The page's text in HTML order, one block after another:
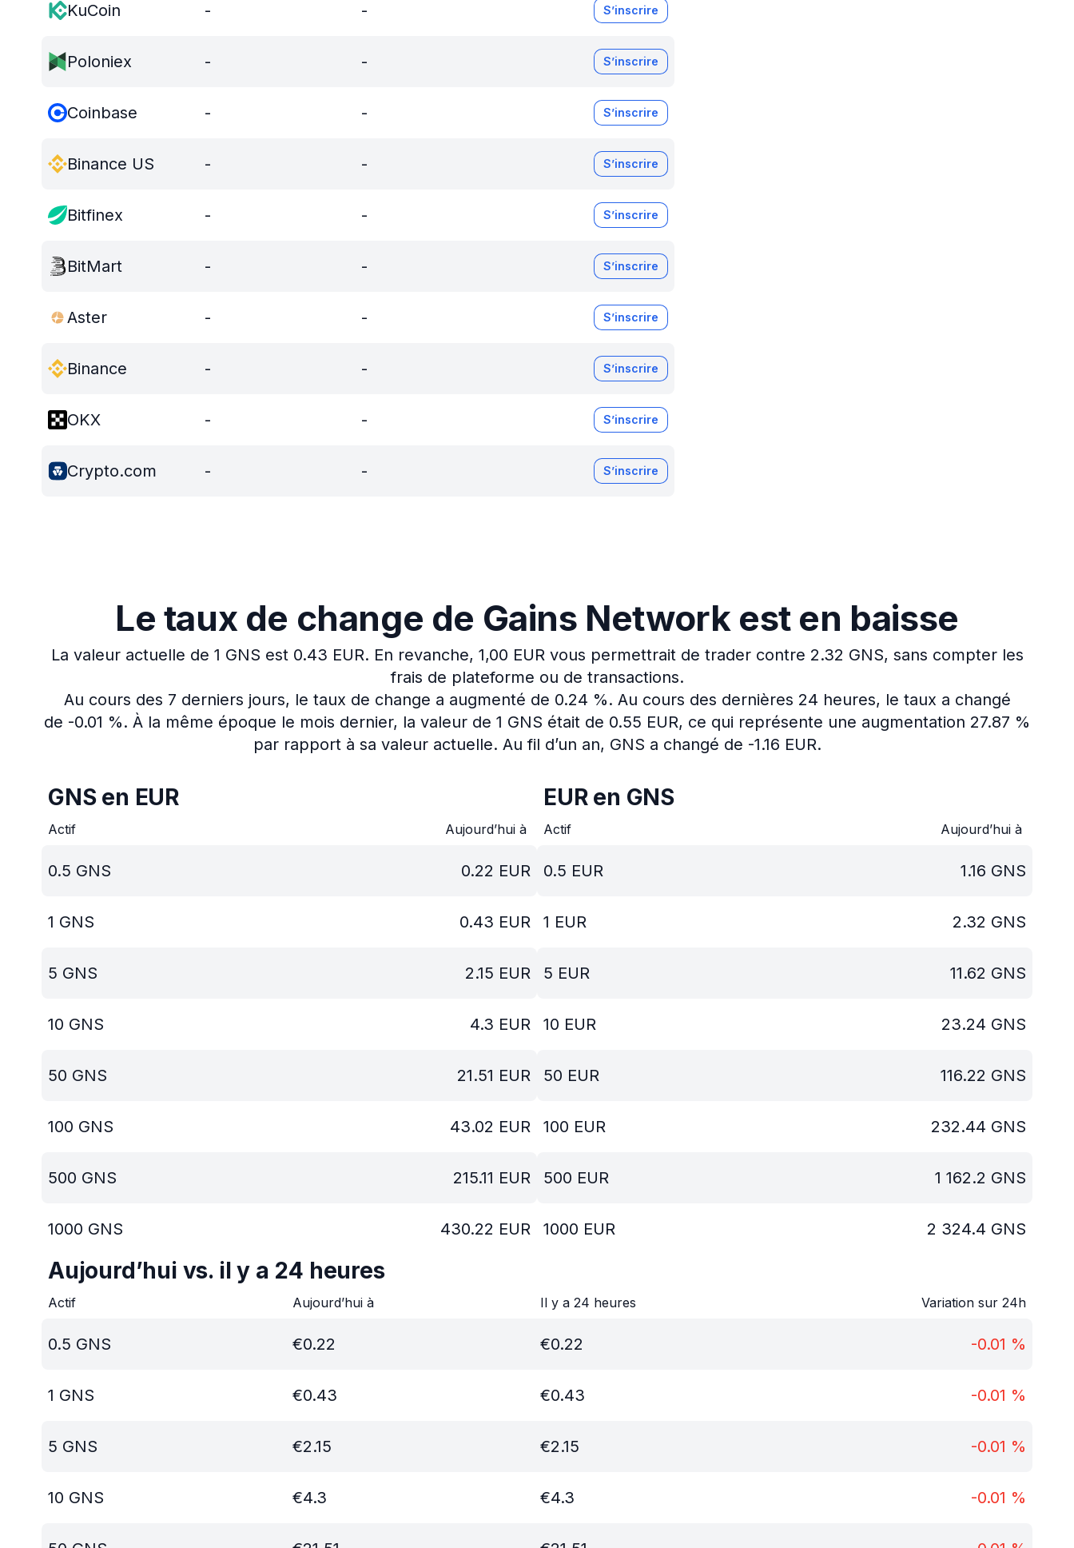
KuCoin - - S’inscrire
Poloniex - - S’inscrire
Coinbase - - S’inscrire
Binance US - - S’inscrire
Bitfinex - - S’inscrire
BitMart - - S’inscrire
Aster - - S’inscrire
Binance - - S’inscrire
OKX - - S’inscrire
Crypto.com - - S’inscrire
Le taux de change de Gains Network est en baisse
La valeur actuelle de 1 GNS est 0.43 EUR. En revanche, 1,00 EUR vous permettrait de trader contre 2.32 GNS, sans compter les
frais de plateforme ou de transactions.
Au cours des 7 derniers jours, le taux de change a augmenté de 0.24 %. Au cours des dernières 24 heures, le taux a changé
de -0.01 %. À la même époque le mois dernier, la valeur de 1 GNS était de 0.55 EUR, ce qui représente une augmentation 27.87 %
par rapport à sa valeur actuelle. Au fil d’un an, GNS a changé de -1.16 EUR.
GNS en EUR
Actif Aujourd’hui à
0.5 GNS 0.22 EUR
1 GNS 0.43 EUR
5 GNS 2.15 EUR
10 GNS 4.3 EUR
50 GNS 21.51 EUR
100 GNS 43.02 EUR
500 GNS 215.11 EUR
1000 GNS 430.22 EUR
EUR en GNS
Actif Aujourd’hui à
0.5 EUR 1.16 GNS
1 EUR 2.32 GNS
5 EUR 11.62 GNS
10 EUR 23.24 GNS
50 EUR 116.22 GNS
100 EUR 232.44 GNS
500 EUR 1 162.2 GNS
1000 EUR 2 324.4 GNS
Aujourd’hui vs. il y a 24 heures
Actif Aujourd’hui à Il y a 24 heures Variation sur 24h
0.5 GNS €0.22 €0.22 -0.01 %
1 GNS €0.43 €0.43 -0.01 %
5 GNS €2.15 €2.15 -0.01 %
10 GNS €4.3 €4.3 -0.01 %